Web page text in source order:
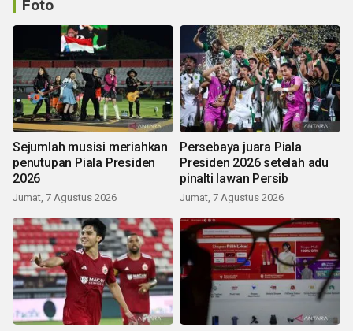
Foto
Sejumlah musisi meriahkan
penutupan Piala Presiden
2026
Jumat, 7 Agustus 2026
Persebaya juara Piala
Presiden 2026 setelah adu
pinalti lawan Persib
Jumat, 7 Agustus 2026